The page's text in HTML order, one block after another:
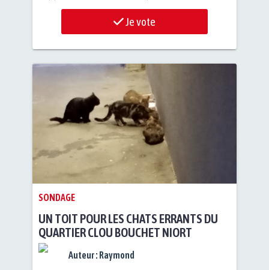
Je vote
SONDAGE
UN TOIT POUR LES CHATS ERRANTS DU
QUARTIER CLOU BOUCHET NIORT
Auteur : Raymond